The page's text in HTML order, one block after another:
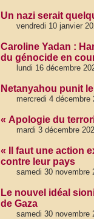
Un nazi serait
vendredi 10 janvier
Caroline Yadan :
du génocide en
lundi 16 décembre
Netanyahou punit
mercredi 4 décembre
« Apologie du
mardi 3 décembre
« Il faut une action
contre leur pays
samedi 30 novembre
Le nouvel idéal
de Gaza
samedi 30 novembre